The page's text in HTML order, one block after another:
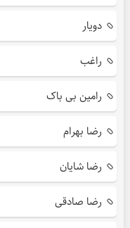
دویار
راغب
رامین بی باک
رضا بهرام
رضا شایان
رضا صادقی